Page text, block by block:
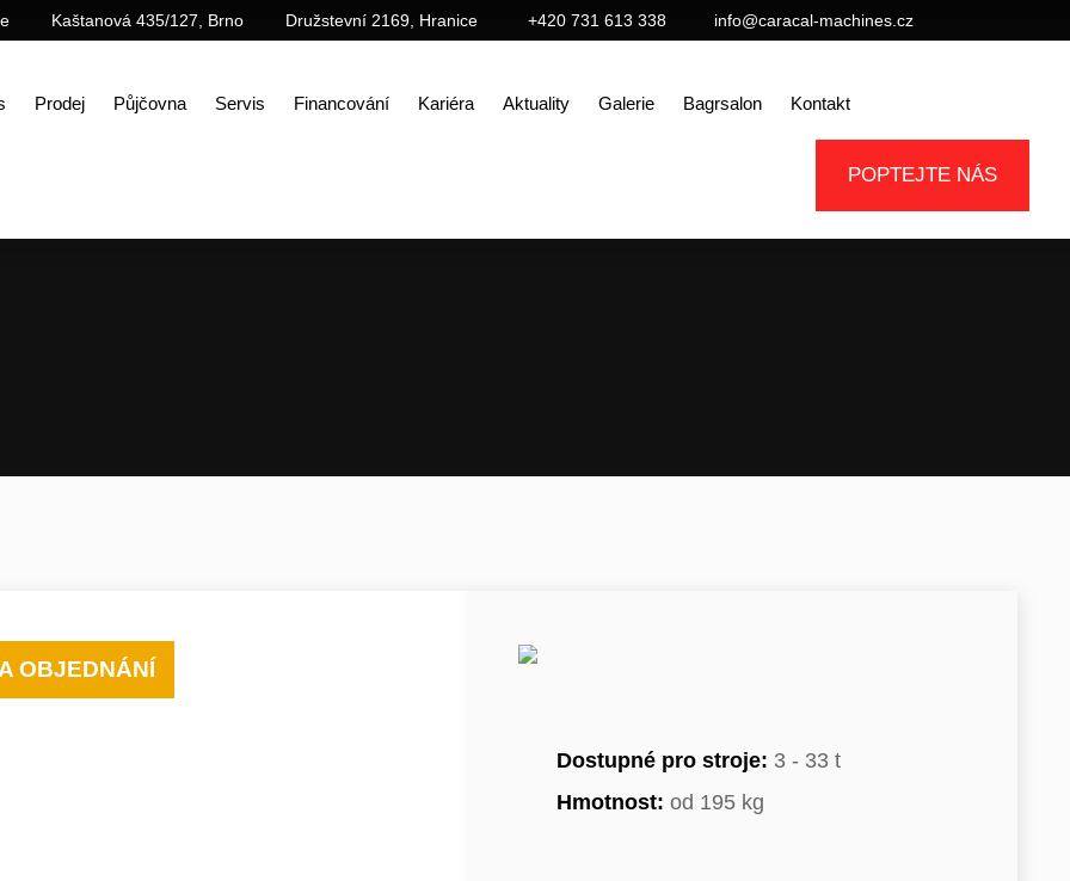
+420 731 613 338 info@caracal-machines.cz
Kaštanová 435/127, Brno Družstevní 2169, Hranice
Prodej Půjčovna Servis Financování Kariéra Aktuality Galerie Bagrsalon Kontakt
POPTEJTE NÁS
OBJEDNÁNÍ
Dostupné pro stroje: 3 - 33 t
Hmotnost: od 195 kg